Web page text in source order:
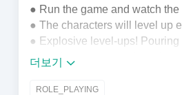
● Run the game and watch
● The characters will level up
● Explosive level-ups!
● Log in to the game from time
This game is free to play, but
더보기
ROLE_PLAYING